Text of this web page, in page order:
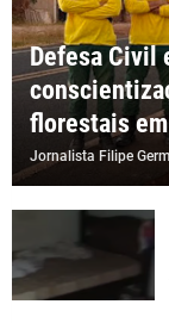
Defesa Civil
florestais
Jornalista Filipe